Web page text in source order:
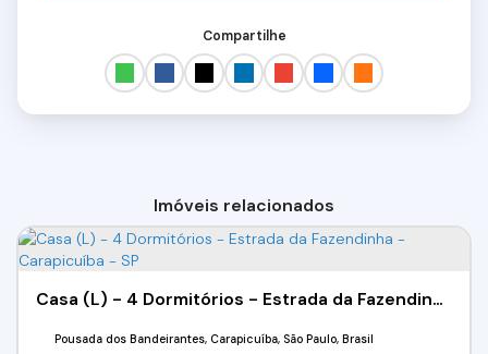
Compartilhe
Imóveis relacionados
Casa (L) - 4 Dormitórios - Estrada da Fazendinha - Carapicuíba - SP
Pousada dos Bandeirantes, Carapicuíba, São Paulo, Brasil